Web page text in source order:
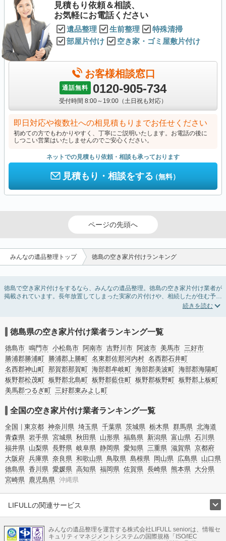
見積もり依頼＆相談、
お気軽にお電話ください
遺品整理 生前整理
特殊清掃
部屋片付け
空き家・ゴミ屋敷片付け
お客様相談窓口
通話無料 0120-905-734
受付時間 8:00～19:00（土日祝も対応）
即日対応や複数社への相見積もりまでお任せください
初めての方でもわかりやすく、丁寧にご説明いたします。お電話の後に
しつこい営業はいたしませんのでご安心ください。
ネットでの見積もり依頼・相談も承っております
見積もり・相談をする（無料）
ページの先頭へ
みんなの遺品整理トップ 徳島の空き家片付けランキング
徳島で空き家片付けをするなら、みんなの遺品整理。徳島の空き家片付け業者が
掲載されています。長年放置してしまった実家の片付けや、相続したが住む予定
のない親の家の不用品の処分・回収・引き取りまで対応しています。徳島の空き
また家一軒まるごとの掃除方法・空家対策特別措置法の法改正に伴う空き家の片
付けについての情報も豊富です。
徳島県の空き家片付け業者ランキング一覧
徳島市 鳴門市 小松島市 阿南市 吉野川市 阿波市 美馬市 三好市
勝浦郡勝浦町 勝浦郡上勝町 名東郡佐那河内村 名西郡石井町
名西郡神山町 那賀郡那賀町 海部郡牟岐町 海部郡美波町 海部郡海陽町
板野郡松茂町 板野郡北島町 板野郡藍住町 板野郡板野町 板野郡上板町
美馬郡つるぎ町 三好郡東みよし町
全国の空き家片付け業者ランキング一覧
全国 東京都 神奈川県 埼玉県 千葉県 茨城県 栃木県 群馬県 北海道
青森県 岩手県 宮城県 秋田県 山形県 福島県 新潟県 富山県 石川県
福井県 山梨県 長野県 岐阜県 静岡県 愛知県 三重県 滋賀県 京都府
大阪府 兵庫県 奈良県 和歌山県 鳥取県 島根県 岡山県 広島県 山口県
徳島県 香川県 愛媛県 高知県 福岡県 佐賀県 長崎県 熊本県 大分県
宮崎県 鹿児島県 沖縄県
LIFULLの関連サービス
不動産・住宅
引越し 老人ホーム 地方創生 ママの就労支援
みんなの遺品整理を運営する株式会社LIFULL seniorは、情報セ
キュリティマネジメントシステムの国際規格「ISO/IEC